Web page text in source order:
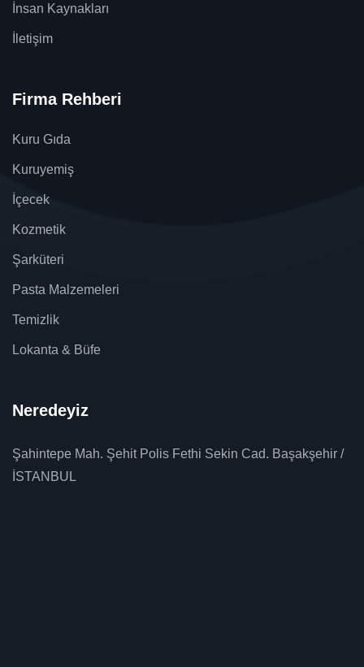
İnsan Kaynakları
İletişim
Firma Rehberi
Kuru Gıda
Kuruyemiş
İçecek
Kozmetik
Şarküteri
Pasta Malzemeleri
Temizlik
Lokanta & Büfe
Neredeyiz
Şahintepe Mah. Şehit Polis Fethi Sekin Cad. Başakşehir /
İSTANBUL